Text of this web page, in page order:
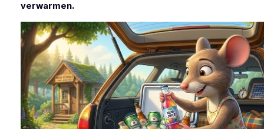
verwarmen.